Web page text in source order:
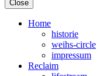
Close
Home
historie
weihs-circle
impressum
Reclaim